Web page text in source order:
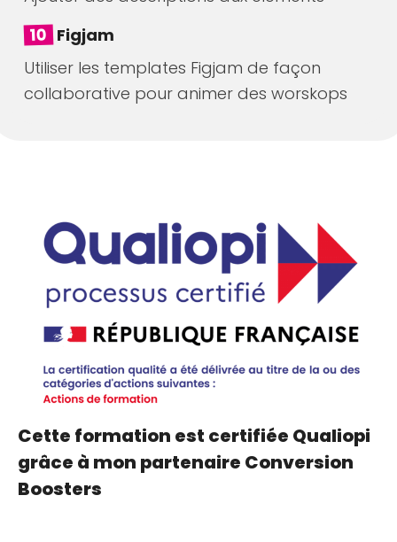
10 Figjam
Utiliser les templates Figjam de façon
collaborative pour animer des worskops
Cette formation est certifiée Qualiopi
grâce à mon partenaire Conversion
Boosters